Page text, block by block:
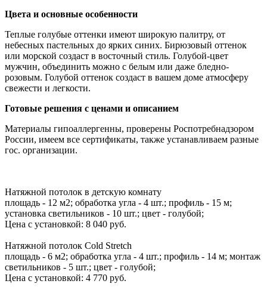
Цвета и основные особенности
Теплые голубые оттенки имеют широкую палитру, от
небесных пастельных до ярких синих. Бирюзовый оттенок
или морской создаст в восточный стиль. Голубой-цвет
мужчин, объединить можно с белым или даже бледно-
розовым. Голубой оттенок создаст в вашем доме атмосферу
свежести и легкости.
Готовые решения с ценами и описанием
Материалы гипоаллергенны, проверены Роспотребнадзором
России, имеем все сертификаты, также устанавливаем разные
гос. организации.
Натяжной потолок в детскую комнату
площадь - 12 м2; обработка угла - 4 шт.; профиль - 15 м;
установка светильников - 10 шт.; цвет - голубой;
Цена с установкой: 8 040 руб.
Натяжной потолок Cold Stretch
площадь - 6 м2; обработка угла - 4 шт.; профиль - 14 м; монтаж
светильников - 5 шт.; цвет - голубой;
Цена с установкой: 4 770 руб.